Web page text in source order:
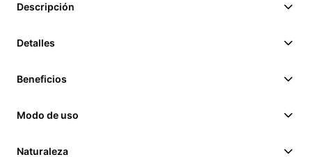
Descripción
Detalles
Beneficios
Modo de uso
Naturaleza